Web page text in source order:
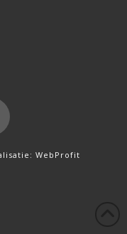
WebProfit